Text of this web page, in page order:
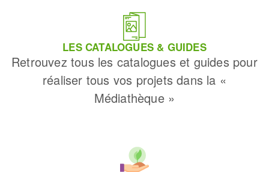
LES CATALOGUES & GUIDES
Retrouvez tous les catalogues et guides pour
réaliser tous vos projets dans la «
Médiathèque »